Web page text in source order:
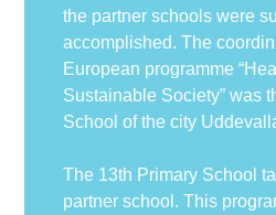
the partner schools were
accomplished. The
European programme
Sustainable Society” was
School of the city
The 13th Primary School
partner school. This